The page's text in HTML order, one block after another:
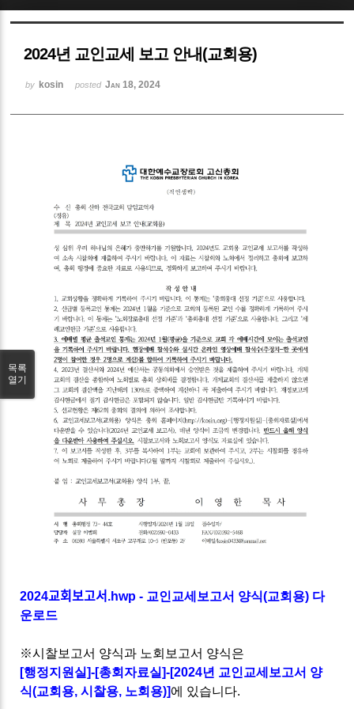
2024년 교인교세 보고 안내(교회용)
by kosin posted Jan 18, 2024
2024교회보고서.hwp - 교인교세보고서 양식(교회용) 다
운로드
※시찰보고서 양식과 노회보고서 양식은
[행정지원실]-[총회자료실]-[2024년 교인교세보고서 양
식(교회용, 시찰용, 노회용)]에 있습니다.
목록
열기
Sketchbook5, 스케치북5
Sketchbook5, 스케치북5